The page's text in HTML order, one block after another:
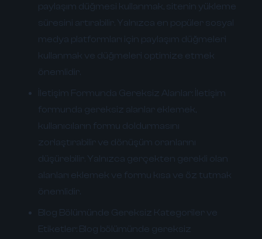
paylaşım düğmesi kullanmak, sitenin yükleme
süresini artırabilir. Yalnızca en popüler sosyal
medya platformları için paylaşım düğmeleri
kullanmak ve düğmeleri optimize etmek
önemlidir.
İletişim Formunda Gereksiz Alanlar: İletişim
formunda gereksiz alanlar eklemek,
kullanıcıların formu doldurmasını
zorlaştırabilir ve dönüşüm oranlarını
düşürebilir. Yalnızca gerçekten gerekli olan
alanları eklemek ve formu kısa ve öz tutmak
önemlidir.
Blog Bölümünde Gereksiz Kategoriler ve
Etiketler: Blog bölümünde gereksiz